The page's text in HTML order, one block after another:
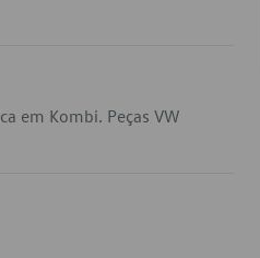
em Kombi. Peças VW